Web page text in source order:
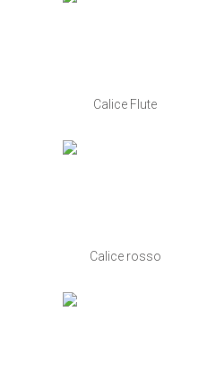
Calice Flute
Calice rosso